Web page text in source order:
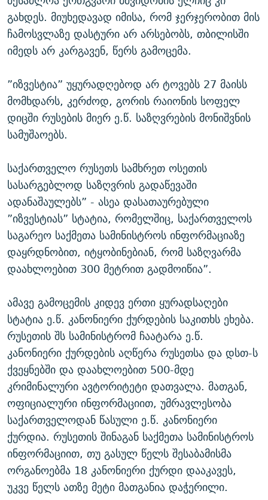
გახდეს. მიუხედავად იმისა, რომ ჯერჯერობით მის
ჩამოსვლაზე დასტური არ არსებობს, თბილისში
იმედს არ კარგავენ, წერს გამოცემა.
”იზვესტია” უყურადღებოდ არ ტოვებს 27 მაისს
მომხდარს, კერძოდ, გორის რაიონის სოფელ
დიცში რუსების მიერ ე.წ. საზღვრების მონიშვნის
სამუშაოებს.
საქართველო რუსეთს სამხრეთ ოსეთის
სასარგებლოდ საზღვრის გადაწევაში
ადანაშაულებს” - ასეა დასათაურებული
”იზვესტიას” სტატია, რომელშიც, საქართველოს
საგარეო საქმეთა სამინისტროს ინფორმაციაზე
დაყრდნობით, იტყობინებიან, რომ საზღვარმა
დაახლოებით 300 მეტრით გადმოიწია”.
ამავე გამოცემის კიდევ ერთი ყურადსაღები
სტატია ე.წ. კანონიერი ქურდების საკითხს ეხება.
რუსეთის შს სამინისტრომ ჩაატარა ე.წ.
კანონიერი ქურდების აღწერა რუსეთსა და დსთ-ს
ქვეყნებში და დაახლოებით 500-მდე
კრიმინალური ავტორიტეტი დათვალა. მათგან,
ოფიციალური ინფორმაციით, უმრავლესობა
საქართველოდან წასული ე.წ. კანონიერი
ქურდია. რუსეთის შინაგან საქმეთა სამინისტროს
ინფორმაციით, თუ გასულ წელს შესაბამისმა
ორგანოებმა 18 კანონიერი ქურდი დააკავეს,
უკვე წელს ათზე მეტი მათგანია დაჭერილი.